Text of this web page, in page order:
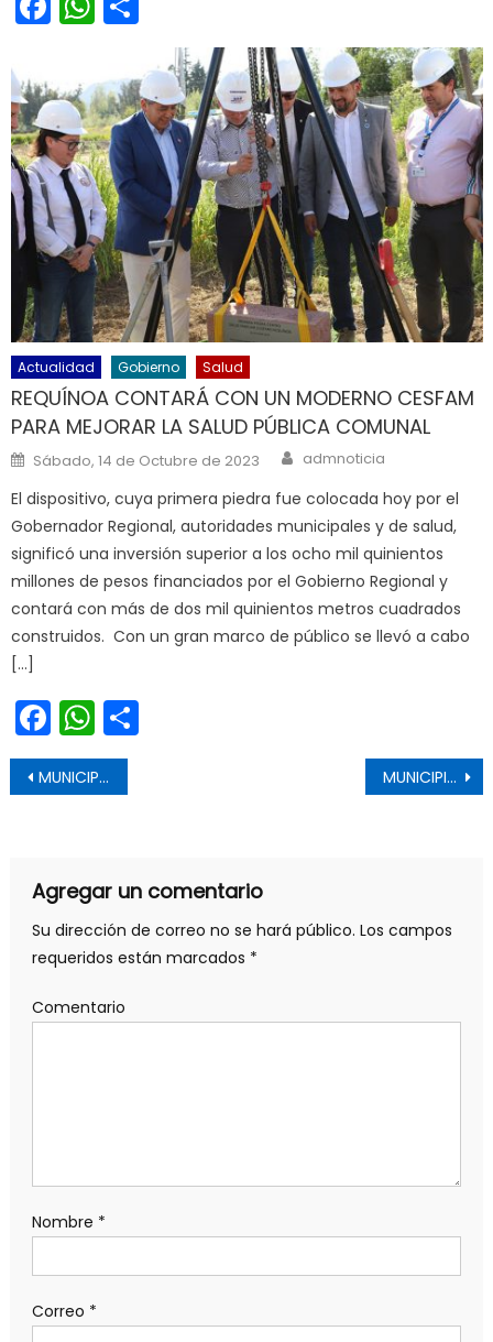
Actualidad Gobierno Salud
REQUÍNOA CONTARÁ CON UN MODERNO CESFAM
PARA MEJORAR LA SALUD PÚBLICA COMUNAL
Posted on
Sábado, 14 de Octubre de 2023 Author
admnoticia
El dispositivo, cuya primera piedra fue colocada hoy por el
Gobernador Regional, autoridades municipales y de salud,
significó una inversión superior a los ocho mil quinientos
millones de pesos financiados por el Gobierno Regional y
contará con más de dos mil quinientos metros cuadrados
construidos. Con un gran marco de público se llevó a cabo
[…]
Facebook
WhatsApp
Navegación de entradas
MUNICIPIO PELARQUINO IMPLEMENTARÁ PROGRAMA ESPECIAL DE EMPLEO PARA PERSONAS MAYORES MUNICIPIO DE MOLINA SE CONVIERTE EN EL PRIMERO DE CHILE EN ENTREGAR TRATAMIENTO PARA LA PREVENCIÓN DEL VIH
Agregar un comentario
Su dirección de correo no se hará público. Los campos
requeridos están marcados *
Comentario
Nombre *
Correo *